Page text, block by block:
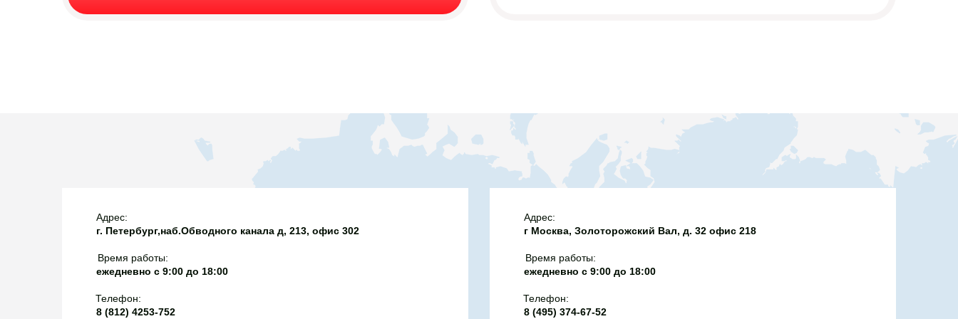
если продавать топливо внутри страны
Михаил Ююкин был посмертно награжден
Адрес:
г. Петербург,наб.Обводного канала д, 213, офис 302
Время работы:
ежедневно с 9:00 до 18:00
Телефон:
8 (812) 4253-752
Адрес:
г Москва, Золоторожский Вал, д. 32 офис 218
Время работы:
ежедневно с 9:00 до 18:00
Телефон:
8 (495) 374-67-52